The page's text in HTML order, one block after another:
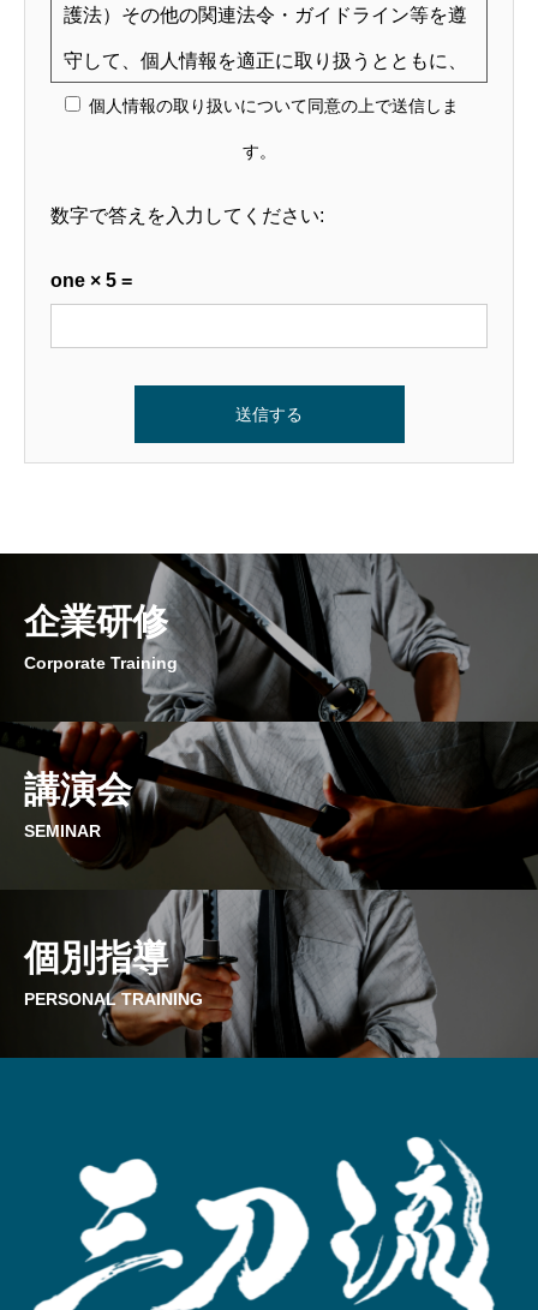
護法）その他の関連法令・ガイドライン等を遵
守して、個人情報を適正に取り扱うとともに、
安全管理について適切な措置を講じます。
株式会社三刀流は、個人情報の取り扱いが適正
迅速に対応し、株式会社三刀流の個人情報の取
ては、適宜見直し、改善いたします。
1．個人情報の取得
2．個人情報の利用目的
株式会社三刀流は、取得した個人情報を各社の
商品・サービスのご提供のために必要な範囲で
利用します。その他の目的に利用することはあ
りません。
上記の利用目的を変更する場合には、その内容
をご本人に対し、原則として書面等によりご通
知し、またはホームページへの掲載などの方法
により公表します。
い、滅失またはき損の防止その他の個人データ
の安全管理のため、安全管理に関する取扱規程
等の整備および実施体制の整備等、十分なセキ
ュリティ対策を講じるとともに、利用目的の達
個人情報の取り扱いについて同意の上で送信しま
す。
数字で答えを入力してください:
one × 5 =
企業研修
Corporate Training
講演会
SEMINAR
個別指導
PERSONAL TRAINING